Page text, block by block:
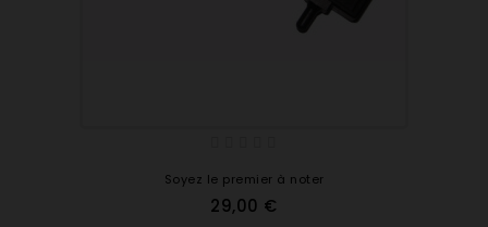
Soyez le premier à noter
29,00 €